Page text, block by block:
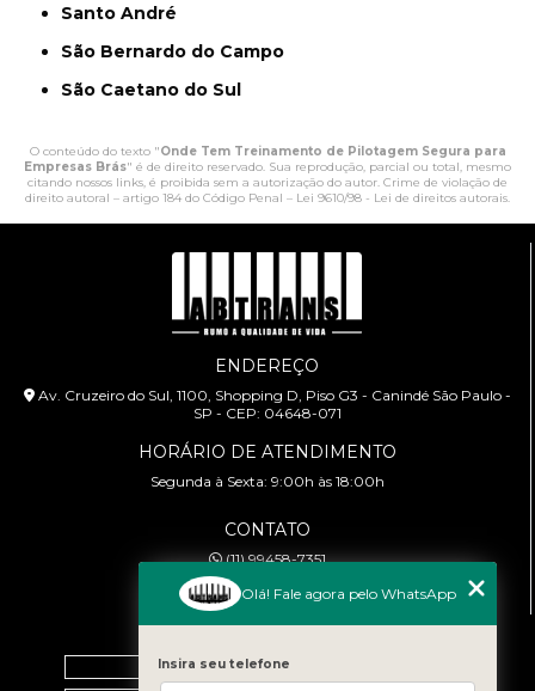
Santo André
São Bernardo do Campo
São Caetano do Sul
O conteúdo do texto "Onde Tem Treinamento de Pilotagem Segura para
Empresas Brás" é de direito reservado. Sua reprodução, parcial ou total, mesmo
citando nossos links, é proibida sem a autorização do autor. Crime de violação de
direito autoral – artigo 184 do Código Penal – Lei 9610/98 - Lei de direitos autorais.
ENDEREÇO
Av. Cruzeiro do Sul, 1100, Shopping D, Piso G3 - Canindé São Paulo -
SP - CEP: 04648-071
HORÁRIO DE ATENDIMENTO
Segunda à Sexta: 9:00h às 18:00h
CONTATO
(11) 99458-7351
cursoabtrans@gmail.com
Home
Olá! Fale agora pelo WhatsApp
Insira seu telefone